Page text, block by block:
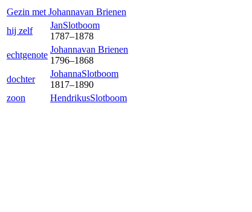
Gezin met Johannavan Brienen
hij zelf
JanSlotboom
1787–1878
echtgenote
Johannavan Brienen
1796–1868
dochter
JohannaSlotboom
1817–1890
zoon
HendrikusSlotboom